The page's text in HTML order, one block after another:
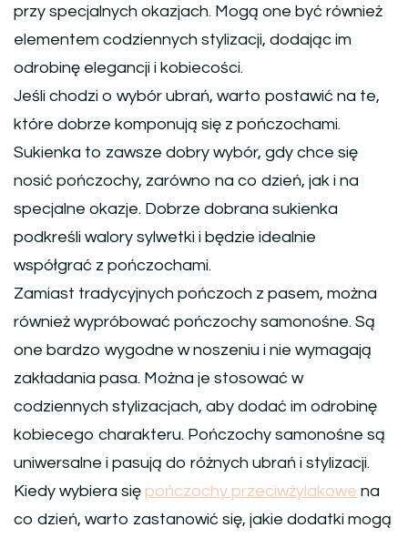
przy specjalnych okazjach. Mogą one być również
elementem codziennych stylizacji, dodając im
odrobinę elegancji i kobiecości.
Jeśli chodzi o wybór ubrań, warto postawić na te,
które dobrze komponują się z pończochami.
Sukienka to zawsze dobry wybór, gdy chce się
nosić pończochy, zarówno na co dzień, jak i na
specjalne okazje. Dobrze dobrana sukienka
podkreśli walory sylwetki i będzie idealnie
współgrać z pończochami.
Zamiast tradycyjnych pończoch z pasem, można
również wypróbować pończochy samonośne. Są
one bardzo wygodne w noszeniu i nie wymagają
zakładania pasa. Można je stosować w
codziennych stylizacjach, aby dodać im odrobinę
kobiecego charakteru. Pończochy samonośne są
uniwersalne i pasują do różnych ubrań i stylizacji.
Kiedy wybiera się pończochy przeciwżylakowe na
co dzień, warto zastanowić się, jakie dodatki mogą